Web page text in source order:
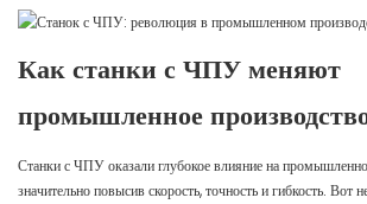
Как станки с ЧПУ меняют
промышленное
Станки с ЧПУ оказали глубокое влияние на
значительно повысив скорость, точность и гибкость. Вот